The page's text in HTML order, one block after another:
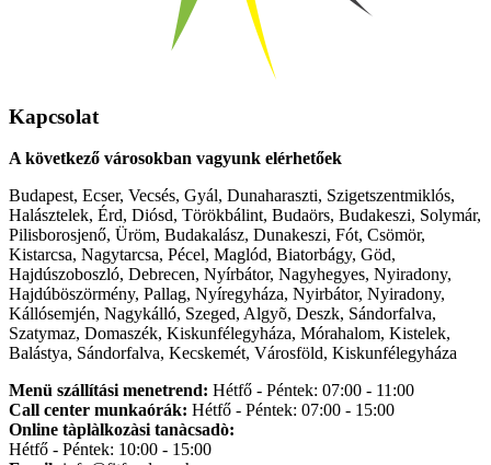
Kapcsolat
A következő városokban vagyunk elérhetőek
Budapest, Ecser, Vecsés, Gyál, Dunaharaszti, Szigetszentmiklós,
Halásztelek, Érd, Diósd, Törökbálint, Budaörs, Budakeszi, Solymár,
Pilisborosjenő, Üröm, Budakalász, Dunakeszi, Fót, Csömör,
Kistarcsa, Nagytarcsa, Pécel, Maglód, Biatorbágy, Göd,
Hajdúszoboszló, Debrecen, Nyírbátor, Nagyhegyes, Nyiradony,
Hajdúböszörmény, Pallag, Nyíregyháza, Nyirbátor, Nyiradony,
Kállósemjén, Nagykálló, Szeged, Algyõ, Deszk, Sándorfalva,
Szatymaz, Domaszék, Kiskunfélegyháza, Mórahalom, Kistelek,
Balástya, Sándorfalva, Kecskemét, Városföld, Kiskunfélegyháza
Menü szállítási menetrend: Hétfő - Péntek: 07:00 - 11:00
Call center munkaórák: Hétfő - Péntek: 07:00 - 15:00
Online tàplàlkozàsi tanàcsadò:
Hétfő - Péntek: 10:00 - 15:00